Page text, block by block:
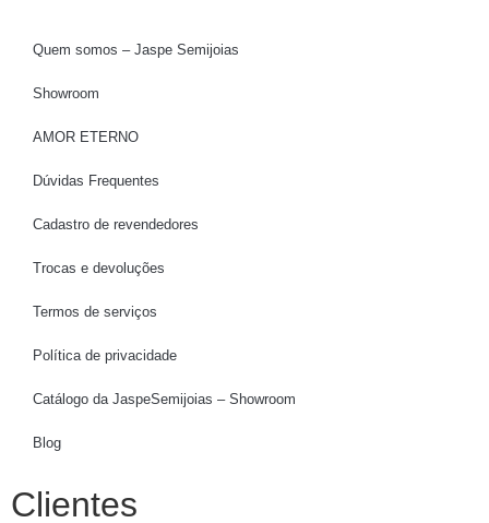
Quem somos – Jaspe Semijoias
Showroom
AMOR ETERNO
Dúvidas Frequentes
Cadastro de revendedores
Trocas e devoluções
Termos de serviços
Política de privacidade
Catálogo da JaspeSemijoias – Showroom
Blog
Clientes